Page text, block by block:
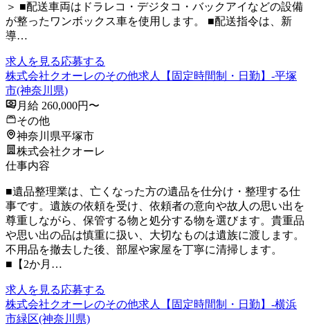
＞ ■配送車両はドラレコ・デジタコ・バックアイなどの設備
が整ったワンボックス車を使用します。 ■配送指令は、新
導…
求人を見る応募する
株式会社クオーレのその他求人【固定時間制・日勤】-平塚
市(神奈川県)
月給 260,000円〜
その他
神奈川県平塚市
株式会社クオーレ
仕事内容
■遺品整理業は、亡くなった方の遺品を仕分け・整理する仕
事です。遺族の依頼を受け、依頼者の意向や故人の思い出を
尊重しながら、保管する物と処分する物を選びます。貴重品
や思い出の品は慎重に扱い、大切なものは遺族に渡します。
不用品を撤去した後、部屋や家屋を丁寧に清掃します。
■【2か月…
求人を見る応募する
株式会社クオーレのその他求人【固定時間制・日勤】-横浜
市緑区(神奈川県)